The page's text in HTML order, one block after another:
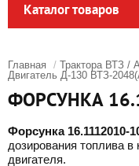
Каталог товаров
Главная / Трактора ВТЗ
Двигатель Д-130 ВТЗ-
ФОРСУНКА
Форсунка 16.1112010-
дозирования топлива в
двигателя.